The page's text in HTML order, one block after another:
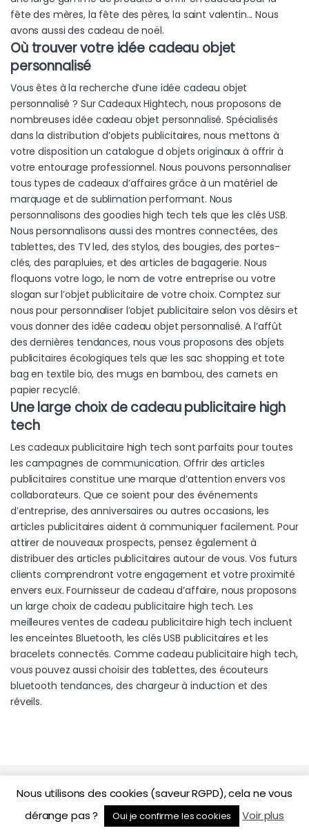
fête des mères, la fête des pères, la saint valentin... Nous
avons aussi des cadeau de noël.
Où trouver votre idée cadeau objet
personnalisé
Vous êtes à la recherche d’une idée cadeau objet
personnalisé ? Sur Cadeaux Hightech, nous proposons de
nombreuses idée cadeau objet personnalisé. Spécialisés
dans la distribution d’objets publicitaires, nous mettons à
votre disposition un catalogue d objets originaux à offrir à
votre entourage professionnel. Nous pouvons personnaliser
tous types de cadeaux d’affaires grâce à un matériel de
marquage et de sublimation performant. Nous
personnalisons des goodies high tech tels que les clés USB.
Nous personnalisons aussi des montres connectées, des
tablettes, des TV led, des stylos, des bougies, des portes-
clés, des parapluies, et des articles de bagagerie. Nous
floquons votre logo, le nom de votre entreprise ou votre
slogan sur l’objet publicitaire de votre choix. Comptez sur
nous pour personnaliser l’objet publicitaire selon vos désirs et
vous donner des idée cadeau objet personnalisé. A l’affût
des dernières tendances, nous vous proposons des objets
publicitaires écologiques tels que les sac shopping et tote
bag en textile bio, des mugs en bambou, des carnets en
papier recyclé.
Une large choix de cadeau publicitaire high
tech
Les cadeaux publicitaire high tech sont parfaits pour toutes
les campagnes de communication. Offrir des articles
publicitaires constitue une marque d’attention envers vos
collaborateurs. Que ce soient pour des événements
d’entreprise, des anniversaires ou autres occasions, les
articles publicitaires aident à communiquer facilement. Pour
attirer de nouveaux prospects, pensez également à
distribuer des articles publicitaires autour de vous. Vos futurs
clients comprendront votre engagement et votre proximité
envers eux. Fournisseur de cadeau d’affaire, nous proposons
un large choix de cadeau publicitaire high tech. Les
meilleures ventes de cadeau publicitaire high tech incluent
les enceintes Bluetooth, les clés USB publicitaires et les
bracelets connectés. Comme cadeau publicitaire high tech,
vous pouvez aussi choisir des tablettes, des écouteurs
bluetooth tendances, des chargeur à induction et des
réveils.
Nos engagements
Nous utilisons des cookies (saveur RGPD), cela ne vous
dérange pas ?
Oui je confirme les cookies Voir plus